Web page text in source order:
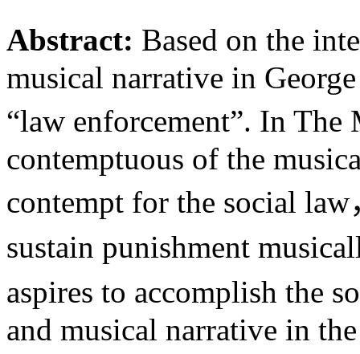
Abstract: Based on the
musical narrative in
“law enforcement”. In
contemptuous of the
contempt for the social
sustain punishment
aspires to accomplish the
and musical narrative in